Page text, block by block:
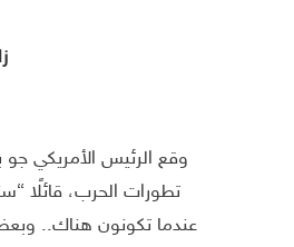
وقع الرئيس الأمريكي جو
تطورات الحرب، قائلًا
عندما تكونون هناك..